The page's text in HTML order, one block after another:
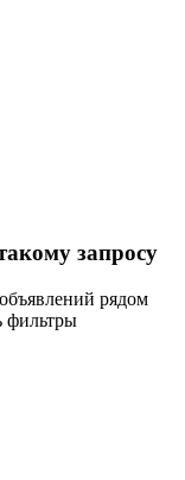
запросу
рядом
фильтры